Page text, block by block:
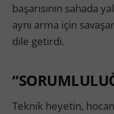
başarısının sahada
aynı arma için
dile getirdi.
Teknik heyetin,